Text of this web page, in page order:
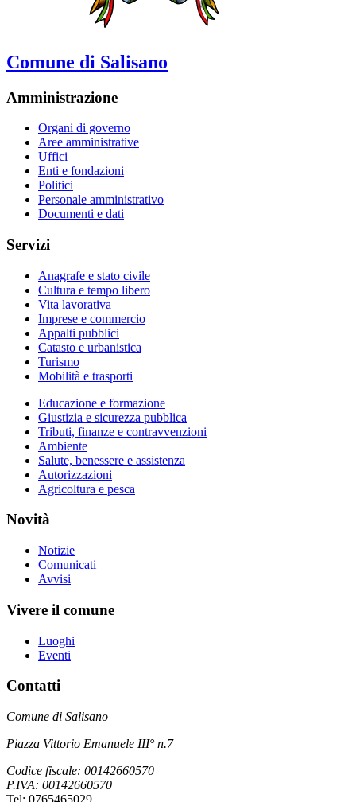
Comune di Salisano
Amministrazione
Organi di governo
Aree amministrative
Uffici
Enti e fondazioni
Politici
Personale amministrativo
Documenti e dati
Servizi
Anagrafe e stato civile
Cultura e tempo libero
Vita lavorativa
Imprese e commercio
Appalti pubblici
Catasto e urbanistica
Turismo
Mobilità e trasporti
Educazione e formazione
Giustizia e sicurezza pubblica
Tributi, finanze e contravvenzioni
Ambiente
Salute, benessere e assistenza
Autorizzazioni
Agricoltura e pesca
Novità
Notizie
Comunicati
Avvisi
Vivere il comune
Luoghi
Eventi
Contatti
Comune di Salisano
Piazza Vittorio Emanuele III° n.7
Codice fiscale: 00142660570
P.IVA: 00142660570
Tel: 0765465029